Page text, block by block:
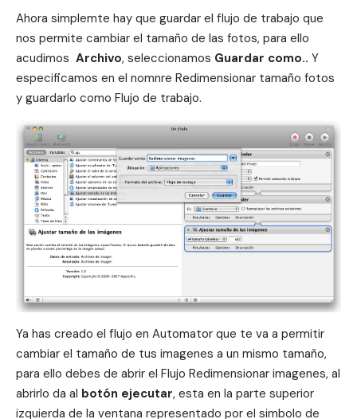
Ahora simplemte hay que guardar el flujo de trabajo que
nos permite cambiar el tamaño de las fotos, para ello
acudimos Archivo, seleccionamos Guardar como.. Y
especificamos en el nomnre Redimensionar tamaño fotos
y guardarlo como Flujo de trabajo.
Ya has creado el flujo en Automator que te va a permitir
cambiar el tamaño de tus imagenes a un mismo tamaño,
para ello debes de abrir el Flujo Redimensionar imagenes, al
abrirlo da al botón ejecutar, esta en la parte superior
izquierda de la ventana representado por el simbolo de